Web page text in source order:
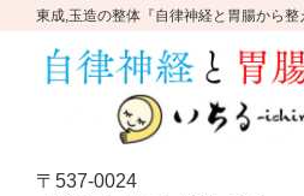
東成,玉造の整体『自律神経と胃腸から
〒537-0024